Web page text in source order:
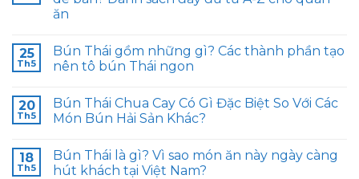
ăn
25
Th5
Bún Thái gồm những gì? Các thành phần tạo
nên tô bún Thái ngon
20
Th5
Bún Thái Chua Cay Có Gì Đặc Biệt So Với Các
Món Bún Hải Sản Khác?
18
Th5
Bún Thái là gì? Vì sao món ăn này ngày càng
hút khách tại Việt Nam?